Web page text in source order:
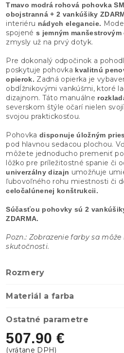
507.90 €
Tmavo modrá rohová pohovka
obojstranná + 2 vankúšiky
interiéru nádych elegancie.
spojené s jemným manšestrovým
zmysly už na prvý dotyk.
Pre dokonalý odpočinok a
poskytuje pohovka kvalitnú
opierok. Zadná opierka je
obdĺžnikovými vankúšmi, ktoré
dizajnom. Táto manuálne
severskom štýle očarí nielen
svojou praktickosťou.
Pohovka disponuje úložným
pod hlavnou sedacou plochou.
môžete jednoducho premeniť
lôžko pre príležitostné spanie či
univerzálny dizajn umožňuje
ľubovoľného rohu miestnosti či
celočalúnenej konštrukcii.
Súčasťou pohovky sú 2
ZDARMA.
Pozn.: Zobrazenie farby sa
skutočnosti.
Rozmery
Materiál a farba
Ostatné parametre